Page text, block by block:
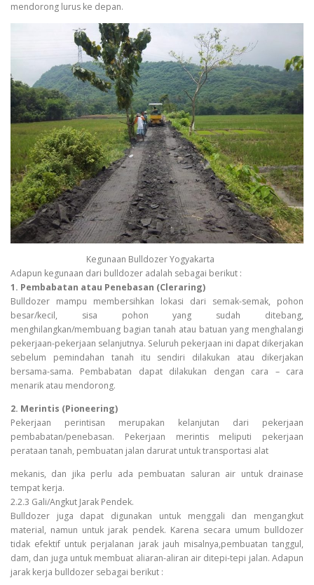
mendorong lurus ke depan.
Kegunaan Bulldozer Yogyakarta
Adapun kegunaan dari bulldozer adalah sebagai berikut :
1. Pembabatan atau Penebasan (Cleraring)
Bulldozer mampu membersihkan lokasi dari semak-semak, pohon
besar/kecil, sisa pohon yang sudah ditebang,
menghilangkan/membuang bagian tanah atau batuan yang menghalangi
pekerjaan-pekerjaan selanjutnya. Seluruh pekerjaan ini dapat dikerjakan
sebelum pemindahan tanah itu sendiri dilakukan atau dikerjakan
bersama-sama. Pembabatan dapat dilakukan dengan cara – cara
menarik atau mendorong.
2. Merintis (Pioneering)
Pekerjaan perintisan merupakan kelanjutan dari pekerjaan
pembabatan/penebasan. Pekerjaan merintis meliputi pekerjaan
perataan tanah, pembuatan jalan darurat untuk transportasi alat
mekanis, dan jika perlu ada pembuatan saluran air untuk drainase
tempat kerja.
2.2.3 Gali/Angkut Jarak Pendek.
Bulldozer juga dapat digunakan untuk menggali dan mengangkut
material, namun untuk jarak pendek. Karena secara umum bulldozer
tidak efektif untuk perjalanan jarak jauh misalnya,pembuatan tanggul,
dam, dan juga untuk membuat aliaran-aliran air ditepi-tepi jalan. Adapun
jarak kerja bulldozer sebagai berikut :